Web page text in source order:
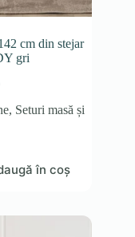
cm din stejar
gri
, Seturi masă și
în coș